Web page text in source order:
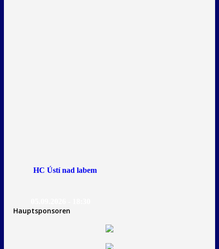
HC Ústí nad labem
Hauptsponsoren